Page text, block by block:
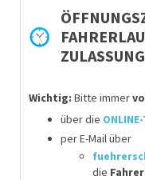
Wichtig: Bitte immer
über die
per E-Mail über
die